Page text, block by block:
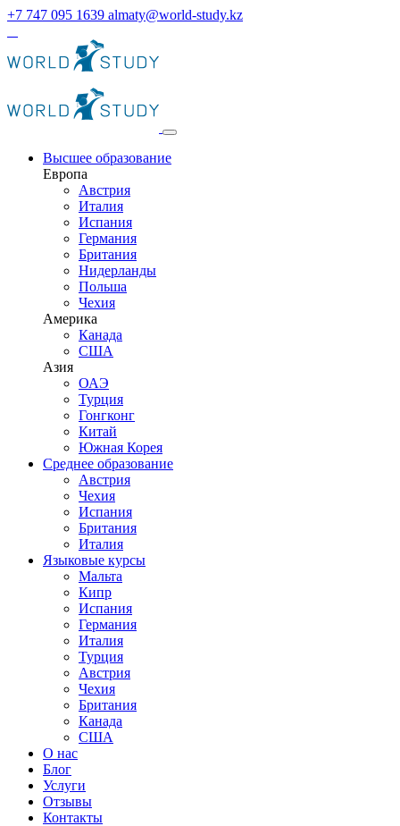
+7 747 095 1639 almaty@world-study.kz
Высшее образование
Европа
Австрия
Италия
Испания
Германия
Британия
Нидерланды
Польша
Чехия
Америка
Канада
США
Азия
ОАЭ
Турция
Гонгконг
Китай
Южная Корея
Среднее образование
Австрия
Чехия
Испания
Британия
Италия
Языковые курсы
Мальта
Кипр
Испания
Германия
Италия
Турция
Австрия
Чехия
Британия
Канада
США
О нас
Блог
Услуги
Отзывы
Контакты